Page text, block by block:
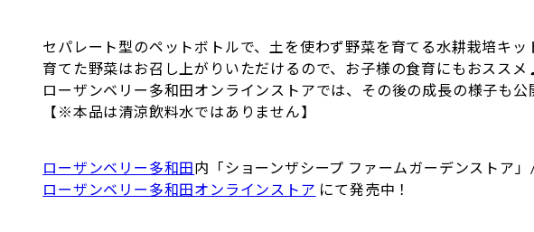
セパレート型のペットボトルで、土を使わず野菜を育てる水耕栽培キッ
育てた野菜はお召し上がりいただけるので、お子様の食育にもおスス
ローザンベリー多和田オンラインストアでは、その後の成長の様子も公
【※本品は清涼飲料水ではありません】
ローザンベリー多和田内「ショーンザシープ ファームガーデンストア
ローザンベリー多和田オンラインストア にて発売中！